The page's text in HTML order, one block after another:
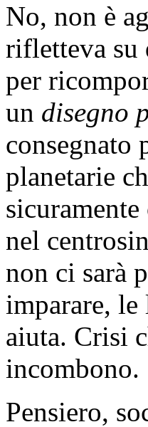
No, non è
rifletteva su
per
un disegno
consegnato
planetarie
nel
non ci sarà
imparare,
aiuta. Crisi
incombono.
Pensiero,